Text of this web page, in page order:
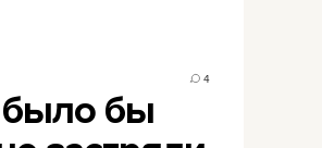
4
было бы